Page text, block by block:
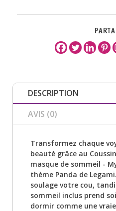
DESCRIPTION
AVIS (0)
Transformez chaque
beauté grâce au
masque de sommeil -
thème Panda de
soulage votre cou,
sommeil inclus prend
dormir comme une